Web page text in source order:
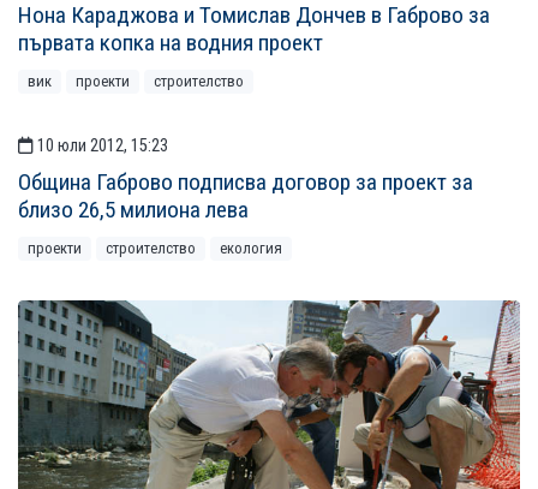
Нона Караджова и Томислав Дончев в Габрово за
първата копка на водния проект
вик проекти строителство
10 юли 2012, 15:23
Община Габрово подписва договор за проект за
близо 26,5 милиона лева
проекти строителство екология